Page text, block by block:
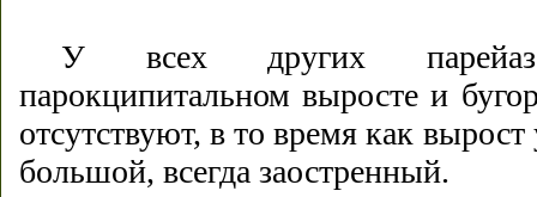
У всех других
парокципитальном выросте и
отсутствуют, в то время как
большой, всегда заостренный.